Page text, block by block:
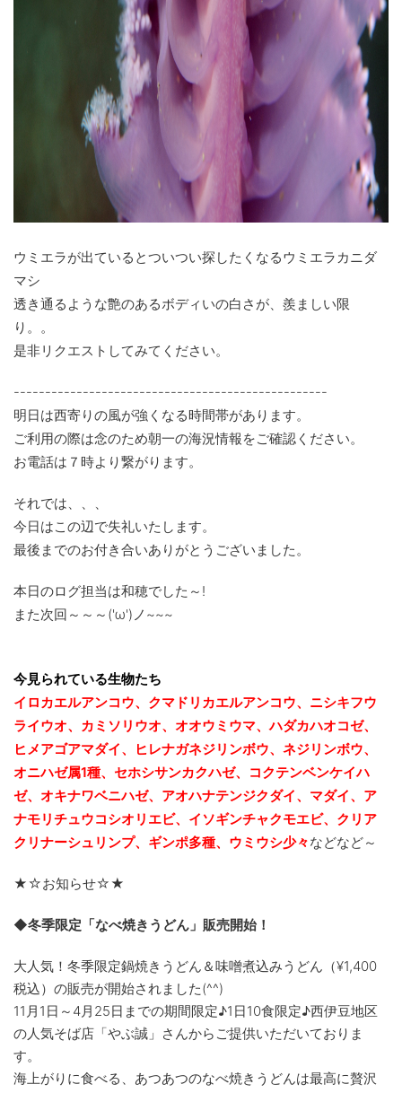
ウミエラが出ているとついつい探したくなるウミエラカニダ
マシ
透き通るような艶のあるボディいの白さが、羨ましい限
り。。
是非リクエストしてみてください。
--------------------------------------------------
明日は西寄りの風が強くなる時間帯があります。
ご利用の際は念のため朝一の海況情報をご確認ください。
お電話は７時より繋がります。
それでは、、、
今日はこの辺で失礼いたします。
最後までのお付き合いありがとうございました。
本日のログ担当は和穂でした～!
また次回～～～('ω')ノ~~~
今見られている生物たち
イロカエルアンコウ、クマドリカエルアンコウ、ニシキフウ
ライウオ、カミソリウオ、オオウミウマ、ハダカハオコゼ、
ヒメアゴアマダイ、ヒレナガネジリンボウ、ネジリンボウ、
オニハゼ属1種、セホシサンカクハゼ、コクテンベンケイハ
ゼ、オキナワベニハゼ、 アオハナテンジクダイ、マダイ、ア
ナモリチュウコシオリエビ、 イソギンチャクモエビ、クリア
クリナーシュリンプ、ギンポ多種、 ウミウシ少々などなど～
★☆お知らせ☆★
◆冬季限定「なべ焼きうどん」販売開始！
大人気！冬季限定鍋焼きうどん＆味噌煮込みうどん（¥1,400
税込）の販売が開始されました(^^)
11月1日～4月25日までの期間限定♪1日10食限定♪西伊豆地区
の人気そば店「やぶ誠」さんからご提供いただいておりま
す。
海上がりに食べる、あつあつのなべ焼きうどんは最高に贅沢